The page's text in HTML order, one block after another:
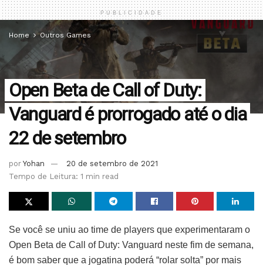
PUBLICIDADE
Home Outros Games
Open Beta de Call of Duty:
Vanguard é prorrogado até o dia
22 de setembro
por Yohan
20 de setembro de 2021
Tempo de Leitura: 1 min read
Se você se uniu ao time de players que experimentaram o
Open Beta de Call of Duty: Vanguard neste fim de semana,
é bom saber que a jogatina poderá “rolar solta” por mais